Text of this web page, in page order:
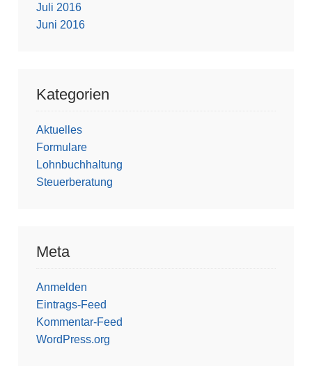
Juli 2016
Juni 2016
Kategorien
Aktuelles
Formulare
Lohnbuchhaltung
Steuerberatung
Meta
Anmelden
Eintrags-Feed
Kommentar-Feed
WordPress.org